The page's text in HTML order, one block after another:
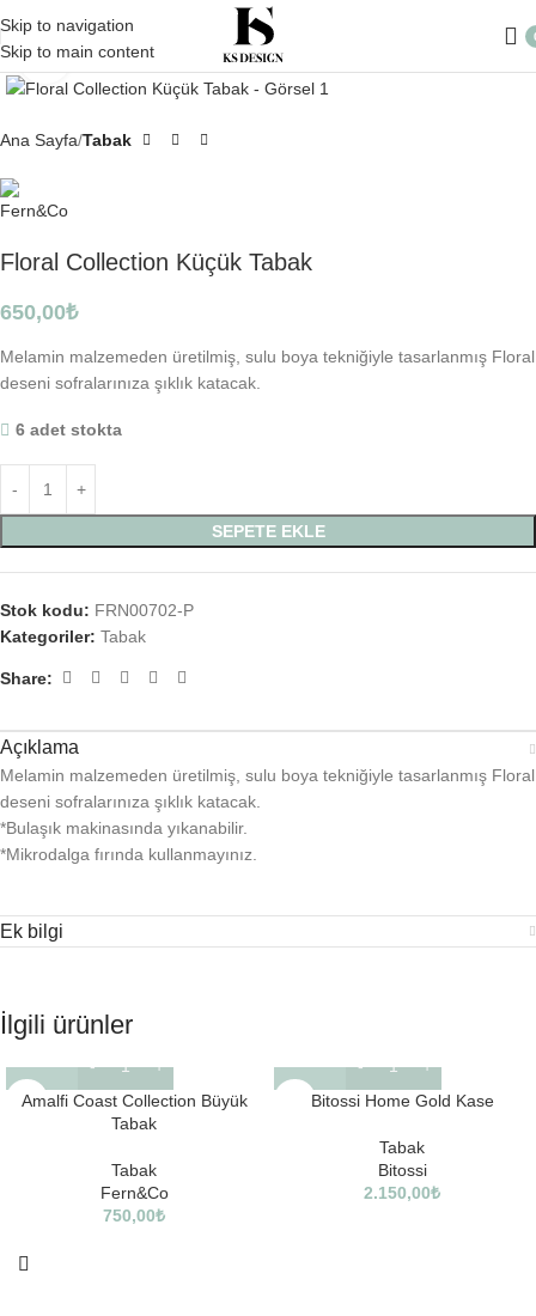
Skip to navigation
Skip to main content
Click to enlarge
Ana Sayfa Tabak
Floral Collection Küçük Tabak
650,00₺
Melamin malzemeden üretilmiş, sulu boya tekniğiyle tasarlanmış Floral
deseni sofralarınıza şıklık katacak.
6 adet stokta
SEPETE EKLE
Stok kodu: FRN00702-P
Kategoriler: Tabak
Share:
Açıklama
Melamin malzemeden üretilmiş, sulu boya tekniğiyle tasarlanmış Floral
deseni sofralarınıza şıklık katacak.
*Bulaşık makinasında yıkanabilir.
*Mikrodalga fırında kullanmayınız.
Ek bilgi
İlgili ürünler
Amalfi Coast Collection Büyük
Tabak
Tabak
Fern&Co
750,00₺
Bitossi Home Gold Kase
Tabak
Bitossi
2.150,00₺